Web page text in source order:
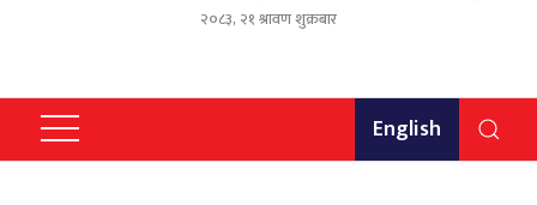
२०८३, २१ श्रावण शुक्रबार
English